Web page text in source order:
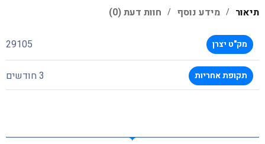
תיאור מידע נוסף חוות דעת (0)
מק"ט יצרן 29105
תקופת אחריות 3 חודשים